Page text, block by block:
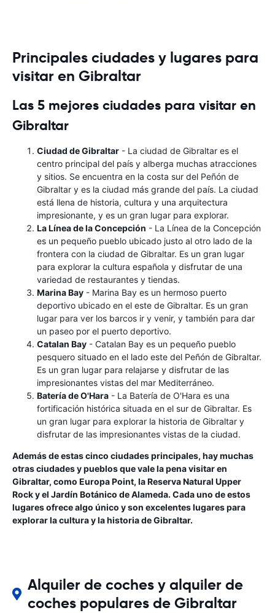
Principales ciudades y lugares para
visitar en Gibraltar
Las 5 mejores ciudades para visitar en
Gibraltar
Ciudad de Gibraltar - La ciudad de Gibraltar es el
centro principal del país y alberga muchas atracciones
y sitios. Se encuentra en la costa sur del Peñón de
Gibraltar y es la ciudad más grande del país. La ciudad
está llena de historia, cultura y una arquitectura
impresionante, y es un gran lugar para explorar.
La Línea de la Concepción - La Línea de la Concepción
es un pequeño pueblo ubicado justo al otro lado de la
frontera con la ciudad de Gibraltar. Es un gran lugar
para explorar la cultura española y disfrutar de una
variedad de restaurantes y tiendas.
Marina Bay - Marina Bay es un hermoso puerto
deportivo ubicado en el este de Gibraltar. Es un gran
lugar para ver los barcos ir y venir, y también para dar
un paseo por el puerto deportivo.
Catalan Bay - Catalan Bay es un pequeño pueblo
pesquero situado en el lado este del Peñón de Gibraltar.
Es un gran lugar para relajarse y disfrutar de las
impresionantes vistas del mar Mediterráneo.
Batería de O'Hara - La Batería de O'Hara es una
fortificación histórica situada en el sur de Gibraltar. Es
un gran lugar para explorar la historia de Gibraltar y
disfrutar de las impresionantes vistas de la ciudad.
Además de estas cinco ciudades principales, hay muchas
otras ciudades y pueblos que vale la pena visitar en
Gibraltar, como Europa Point, la Reserva Natural Upper
Rock y el Jardín Botánico de Alameda. Cada uno de estos
lugares ofrece algo único y son excelentes lugares para
explorar la cultura y la historia de Gibraltar.
Alquiler de coches y alquiler de
coches populares de Gibraltar